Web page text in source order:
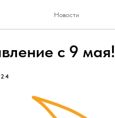
Новости
с 9 мая!